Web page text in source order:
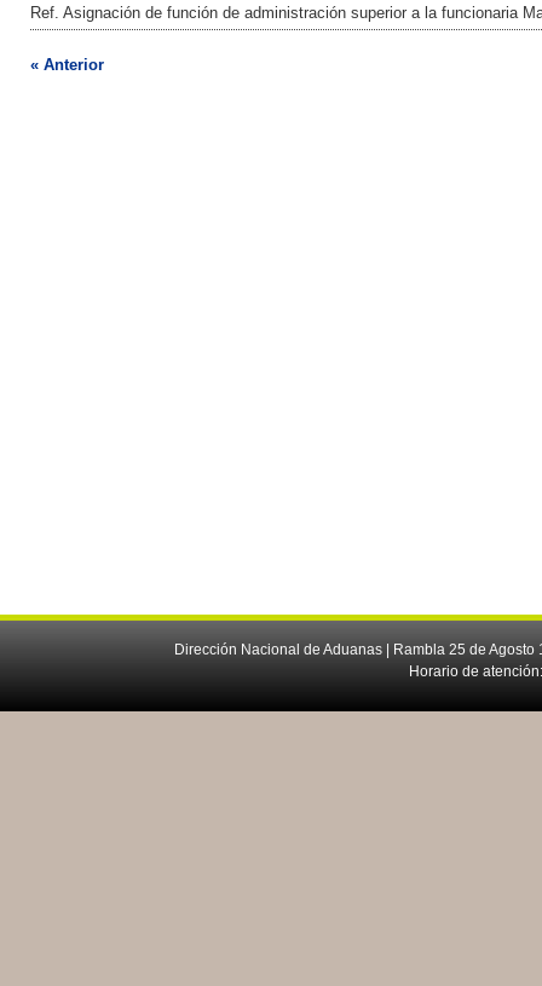
Ref. Asignación de función de administración superior a la funcionaria
« Anterior
Dirección Nacional de Aduanas | Rambla 25 de
Horario de